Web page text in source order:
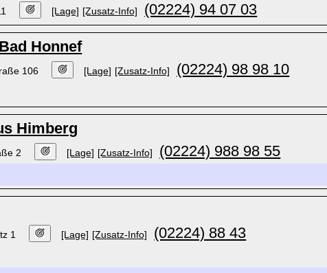
[Lage] [Zusatz-Info] (02224) 94 07 03
Honnef
106 [Lage] [Zusatz-Info] (02224) 98 98 10
Himberg
2 [Lage] [Zusatz-Info] (02224) 988 98 55
1 [Lage] [Zusatz-Info] (02224) 88 43